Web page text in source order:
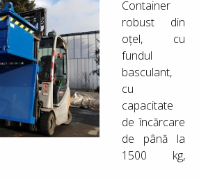
Container
robust din
oțel, cu
fundul
basculant,
cu
capacitate
de încărcare
de până la
1500 kg,